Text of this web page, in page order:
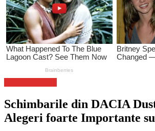
Schimbarile din DACIA
Alegeri foarte Importante